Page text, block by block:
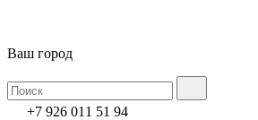
Ваш город
+7 926 011 51 94